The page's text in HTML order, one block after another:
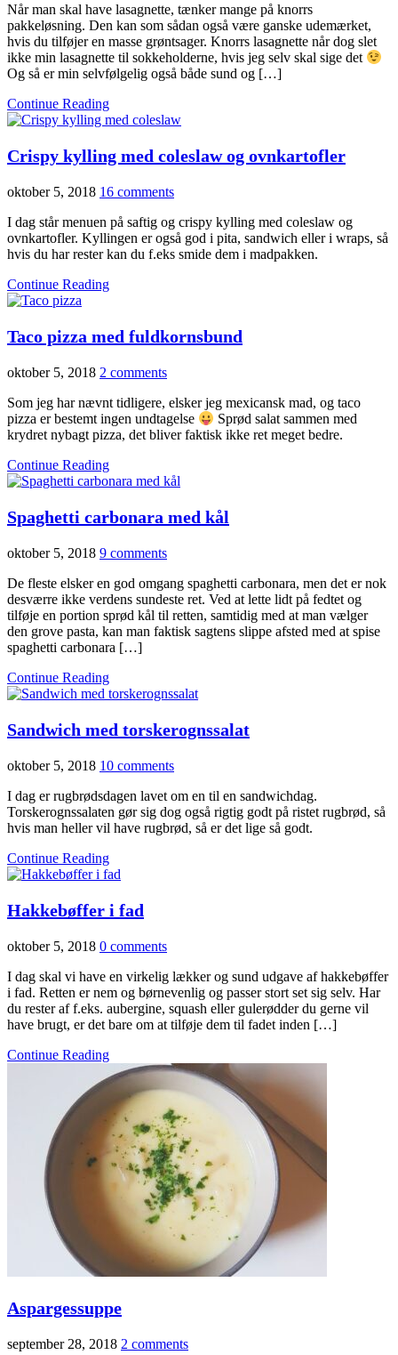
Når man skal have lasagnette, tænker mange på knorrs
pakkeløsning. Den kan som sådan også være ganske udemærket,
hvis du tilføjer en masse grøntsager. Knorrs lasagnette når dog slet
ikke min lasagnette til sokkeholderne, hvis jeg selv skal sige det
Og så er min selvfølgelig også både sund og […]
Continue Reading
Crispy kylling med coleslaw og ovnkartofler
oktober 5, 2018 16 comments
I dag står menuen på saftig og crispy kylling med coleslaw og
ovnkartofler. Kyllingen er også god i pita, sandwich eller i wraps, så
hvis du har rester kan du f.eks smide dem i madpakken.
Continue Reading
Taco pizza med fuldkornsbund
oktober 5, 2018 2 comments
Som jeg har nævnt tidligere, elsker jeg mexicansk mad, og taco
pizza er bestemt ingen undtagelse
Sprød salat sammen med
krydret nybagt pizza, det bliver faktisk ikke ret meget bedre.
Continue Reading
Spaghetti carbonara med kål
oktober 5, 2018 9 comments
De fleste elsker en god omgang spaghetti carbonara, men det er nok
desværre ikke verdens sundeste ret. Ved at lette lidt på fedtet og
tilføje en portion sprød kål til retten, samtidig med at man vælger
den grove pasta, kan man faktisk sagtens slippe afsted med at spise
spaghetti carbonara […]
Continue Reading
Sandwich med torskerognssalat
oktober 5, 2018 10 comments
I dag er rugbrødsdagen lavet om en til en sandwichdag.
Torskerognssalaten gør sig dog også rigtig godt på ristet rugbrød, så
hvis man heller vil have rugbrød, så er det lige så godt.
Continue Reading
Hakkebøffer i fad
oktober 5, 2018 0 comments
I dag skal vi have en virkelig lækker og sund udgave af hakkebøffer
i fad. Retten er nem og børnevenlig og passer stort set sig selv. Har
du rester af f.eks. aubergine, squash eller gulerødder du gerne vil
have brugt, er det bare om at tilføje dem til fadet inden […]
Continue Reading
Aspargessuppe
september 28, 2018 2 comments